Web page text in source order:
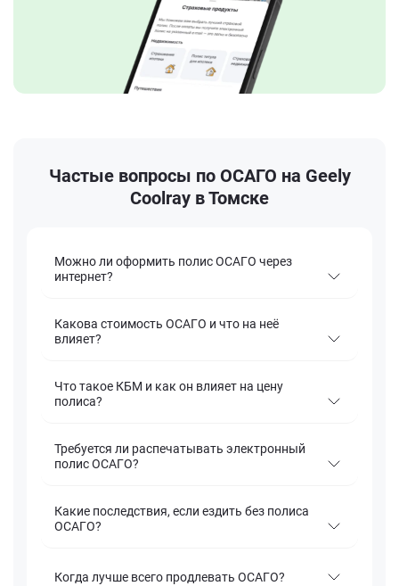
Частые вопросы по ОСАГО на Geely
Coolray в Томске
Можно ли оформить полис ОСАГО через
интернет?
Какова стоимость ОСАГО и что на неё
влияет?
Что такое КБМ и как он влияет на цену
полиса?
Требуется ли распечатывать электронный
полис ОСАГО?
Какие последствия, если ездить без полиса
ОСАГО?
Когда лучше всего продлевать ОСАГО?